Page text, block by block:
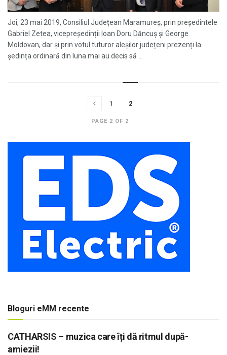
Joi, 23 mai 2019, Consiliul Județean Maramureș, prin președintele
Gabriel Zetea, vicepreședinții Ioan Doru Dăncuș și George
Moldovan, dar și prin votul tuturor aleșilor județeni prezenți la
ședința ordinară din luna mai au decis să ...
PAGE 2 OF 2
1 2
Bloguri eMM recente
CATHARSIS – muzica care îți dă ritmul după-
amiezii!